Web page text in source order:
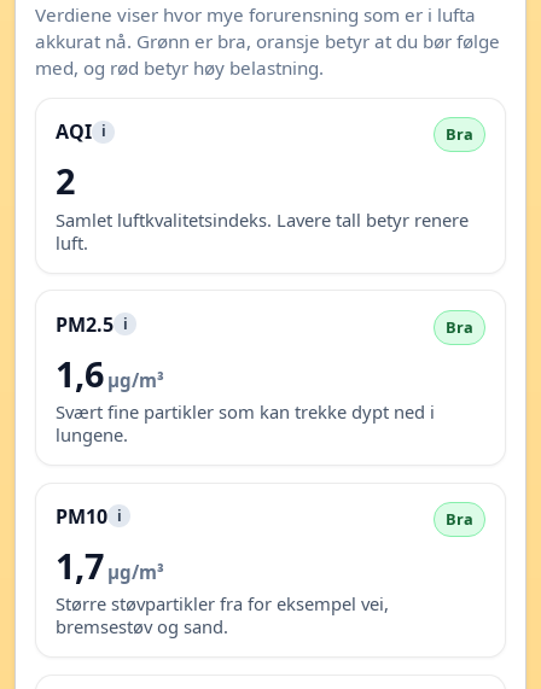
Verdiene viser hvor mye forurensning som er i lufta
akkurat nå. Grønn er bra, oransje betyr at du bør følge
med, og rød betyr høy belastning.
AQI i Bra
2
Samlet luftkvalitetsindeks. Lavere tall betyr renere
luft.
PM2.5 i Bra
1,6 µg/m³
Svært fine partikler som kan trekke dypt ned i
lungene.
PM10 i Bra
1,7 µg/m³
Større støvpartikler fra for eksempel vei,
bremsestøv og sand.